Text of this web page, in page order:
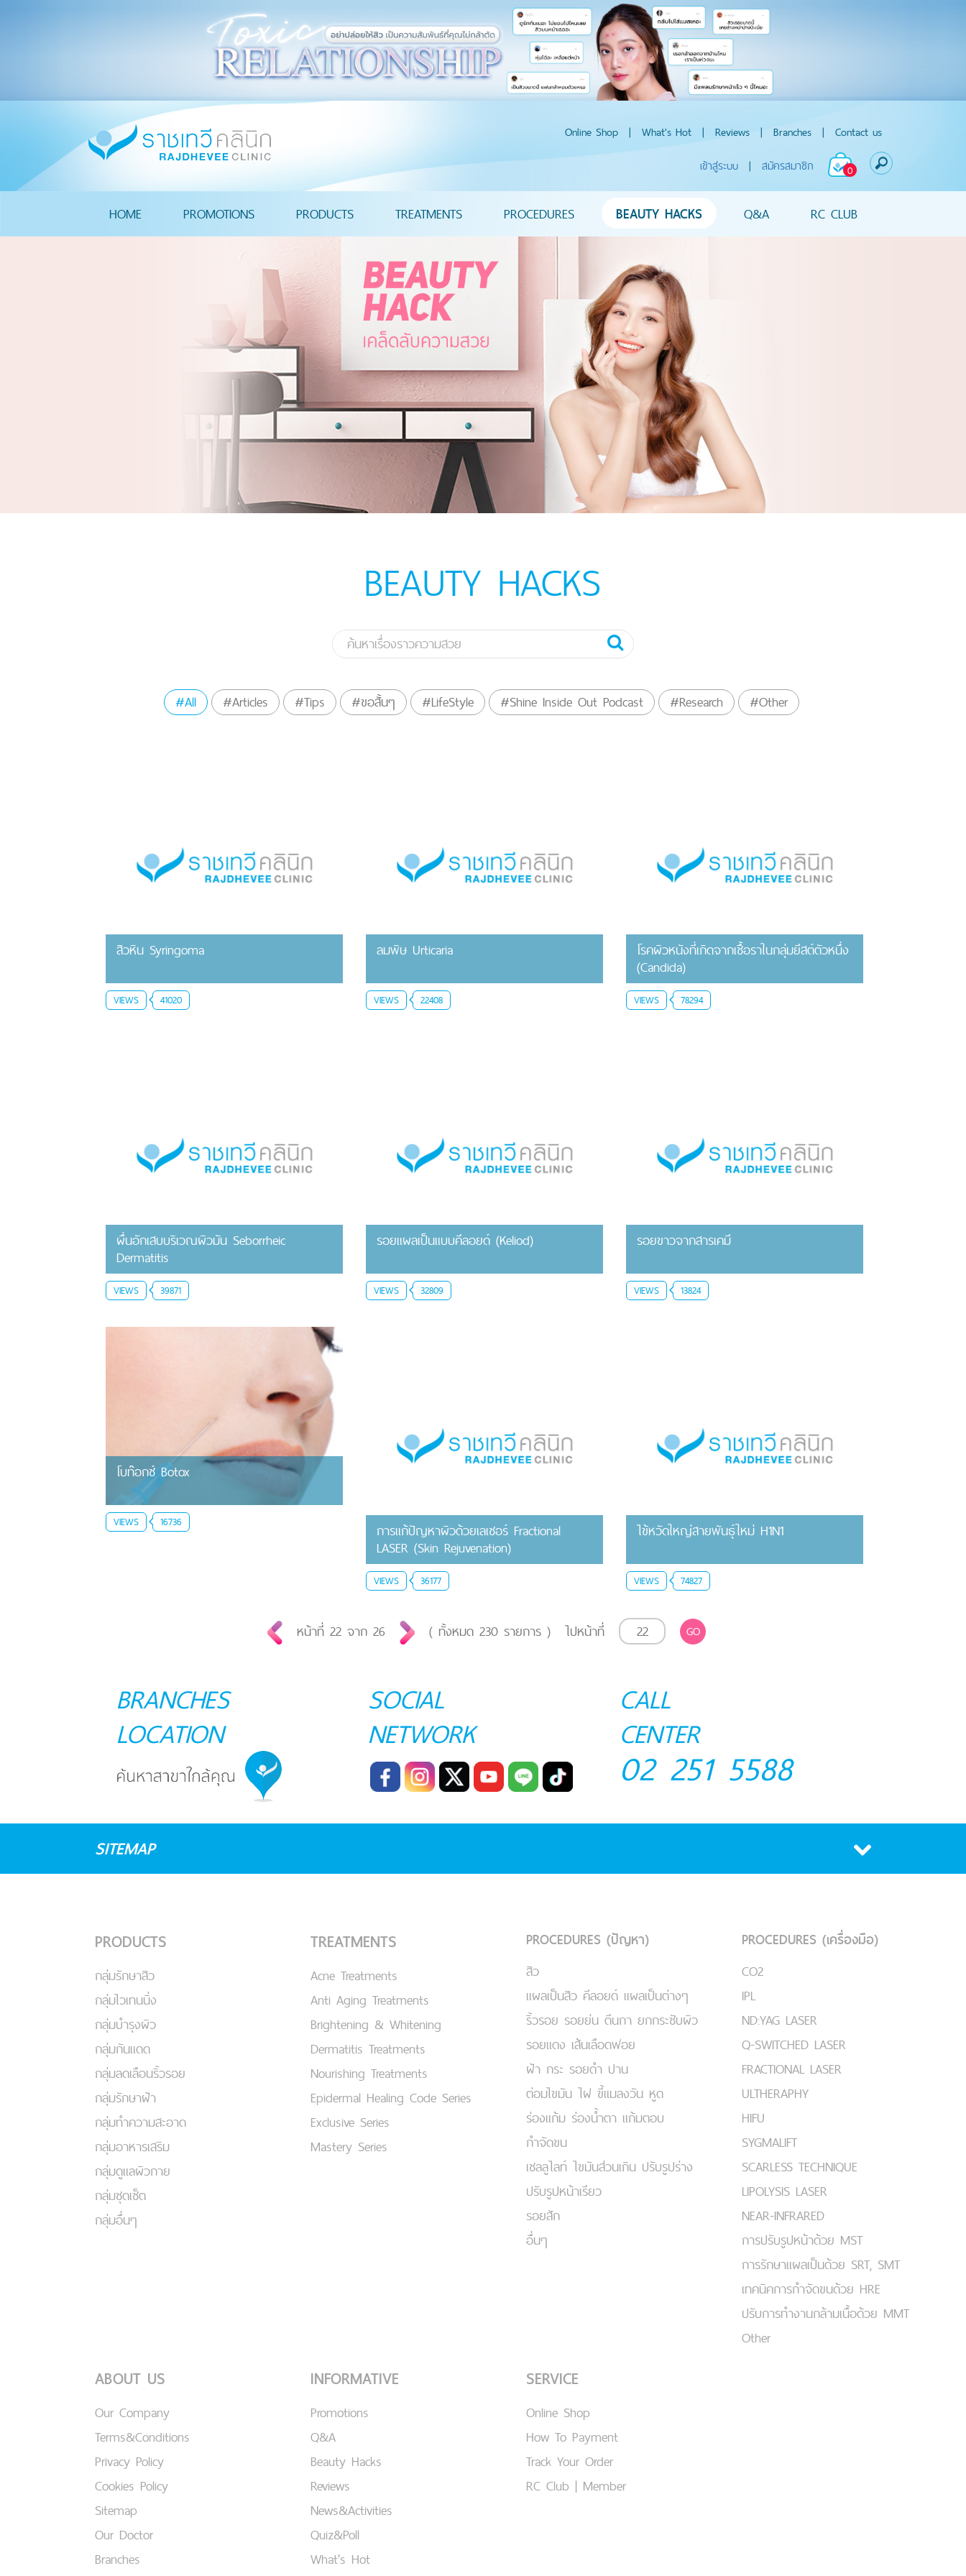
Online Shop | What's Hot | Reviews | Branches | Contact us
0
เข้าสู่ระบบ | สมัครสมาชิก
HOME PROMOTIONS PRODUCTS TREATMENTS PROCEDURES BEAUTY HACKS Q&A RC CLUB
BEAUTY HACKS
#All #Articles #Tips #ขอสั้นๆ #LifeStyle #Shine Inside Out Podcast #Research #Other
สิวหิน Syringoma
VIEWS 41020
ลมพิษ Urticaria
VIEWS 22408
โรคผิวหนังที่เกิดจากเชื้อราในกลุ่มยีสต์ตัวหนึ่ง
(Candida)
VIEWS 78294
ผื่นอักเสบบริเวณผิวมัน Seborrheic
Dermatitis
VIEWS 39871
รอยแผลเป็นแบบคีลอยด์ (Keliod)
VIEWS 32809
รอยขาวจากสารเคมี
VIEWS 13824
โบท๊อกซ์ Botox
VIEWS 16736 การแก้ปัญหาผิวด้วยเลเซอร์ Fractional
LASER (Skin Rejuvenation)
VIEWS 36177
ไข้หวัดใหญ่สายพันธุ์ใหม่ H1N1
VIEWS 74827
หน้าที่ 22 จาก 26 ( ทั้งหมด 230 รายการ ) ไปหน้าที่ GO
BRANCHES
LOCATION
SOCIAL
NETWORK
CALL
CENTER
02 251 5588
SITEMAP
PRODUCTS
กลุ่มรักษาสิว
กลุ่มไวเทนนิ่ง
กลุ่มบำรุงผิว
กลุ่มกันแดด
กลุ่มลดเลือนริ้วรอย
กลุ่มรักษาฝ้า
กลุ่มทำความสะอาด
กลุ่มอาหารเสริม
กลุ่มดูแลผิวกาย
กลุ่มชุดเซ็ต
กลุ่มอื่นๆ
TREATMENTS
Acne Treatments
Anti Aging Treatments
Brightening & Whitening
Dermatitis Treatments
Nourishing Treatments
Epidermal Healing Code Series
Exclusive Series
Mastery Series
PROCEDURES (ปัญหา)
สิว
แผลเป็นสิว คีลอยด์ แผลเป็นต่างๆ
ริ้วรอย รอยย่น ตีนกา ยกกระชับผิว
รอยแดง เส้นเลือดฟอย
ฝ้า กระ รอยดำ ปาน
ต่อมไขมัน ไฝ ขี้แมลงวัน หูด
ร่องแก้ม ร่องน้ำตา แก้มตอบ
กำจัดขน
เชลลูไลท์ ไขมันส่วนเกิน ปรับรูปร่าง
ปรับรูปหน้าเรียว
รอยสัก
อื่นๆ
PROCEDURES (เครื่องมือ)
CO2
IPL
ND:YAG LASER
Q-SWITCHED LASER
FRACTIONAL LASER
ULTHERAPHY
HIFU
SYGMALIFT
SCARLESS TECHNIQUE
LIPOLYSIS LASER
NEAR-INFRARED
การปรับรูปหน้าด้วย MST
การรักษาแผลเป็นด้วย SRT, SMT
เทคนิคการกำจัดขนด้วย HRE
ปรับการทำงานกล้ามเนื้อด้วย MMT
Other
ABOUT US
Our Company
Terms&Conditions
Privacy Policy
Cookies Policy
Sitemap
Our Doctor
Branches
INFORMATIVE
Promotions
Q&A
Beauty Hacks
Reviews
News&Activities
Quiz&Poll
What's Hot
SERVICE
Online Shop
How To Payment
Track Your Order
RC Club | Member